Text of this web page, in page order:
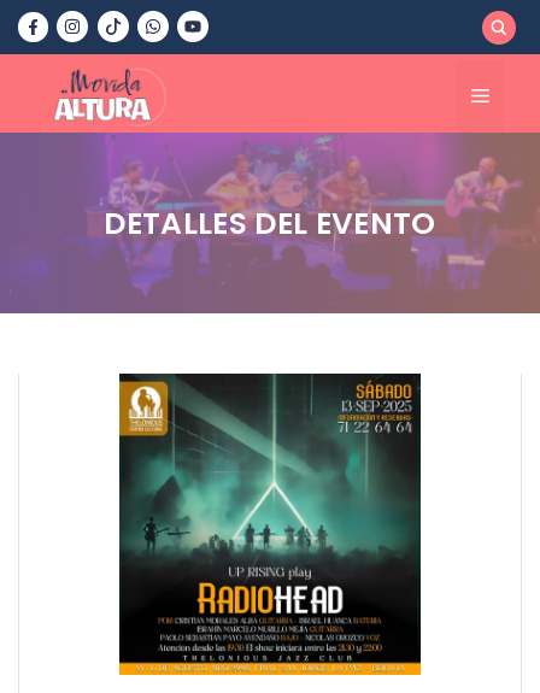
Saltar
contenido
Menú
DETALLES DEL EVENTO